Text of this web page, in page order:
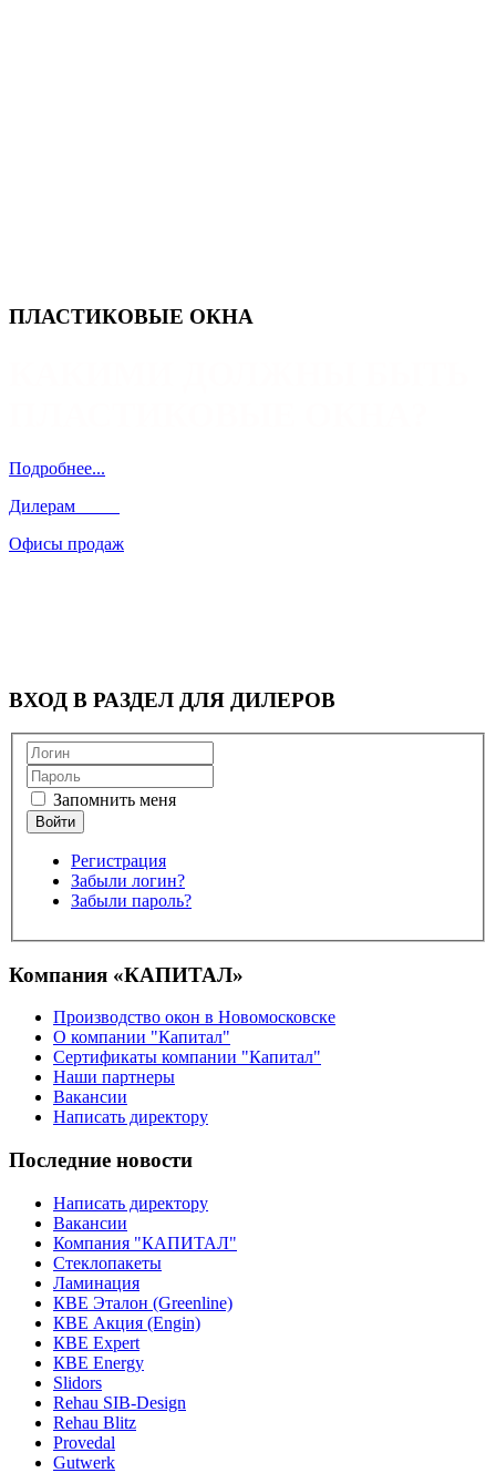
ПЛАСТИКОВЫЕ ОКНА
Подробнее...
Дилерам
Офисы продаж
ВХОД В РАЗДЕЛ ДЛЯ ДИЛЕРОВ
Запомнить меня
Регистрация
Забыли логин?
Забыли пароль?
Компания «КАПИТАЛ»
Производство окон в Новомосковске
О компании "Капитал"
Сертификаты компании "Капитал"
Наши партнеры
Вакансии
Написать директору
Последние новости
Написать директору
Вакансии
Компания "КАПИТАЛ"
Стеклопакеты
Ламинация
КВЕ Эталон (Greenline)
КВЕ Акция (Engin)
КВЕ Expert
КВЕ Energy
Slidors
Rehau SIB-Design
Rehau Blitz
Provedal
Gutwerk